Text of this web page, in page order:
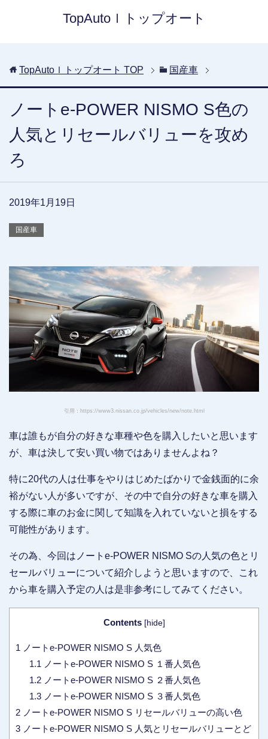
TopAutoｌトップオート
TopAutoｌトップオート TOP 国産車
ノートe-POWER NISMO S色の
人気とリセールバリューを攻め
ろ
2019年1月19日
国産車
引用：https://www3.nissan.co.jp/vehicles/new/note.html
車は誰もが自分の好きな車種や色を購入したいと思います
が、車は決して安い買い物ではありませんよね？
特に20代の人は仕事をやりはじめたばかりで金銭面的に余
裕がない人が多いですが、その中で自分の好きな車を購入
する際に車のお金に関して知識を入れていないと損をする
可能性があります。
その為、今回はノートe-POWER NISMO Sの人気の色とリ
セールバリューについて紹介しようと思いますので、これ
から車を購入予定の人は是非参考にしてみてください。
Contents [hide]
1 ノートe-POWER NISMO S 人気色
1.1 ノートe-POWER NISMO S １番人気色
1.2ノートe-POWER NISMO S ２番人気色
1.3ノートe-POWER NISMO S ３番人気色
2 ノートe-POWER NISMO S リセールバリューの高い色
3 ノートe-POWER NISMO S 人気とリセールバリューとど